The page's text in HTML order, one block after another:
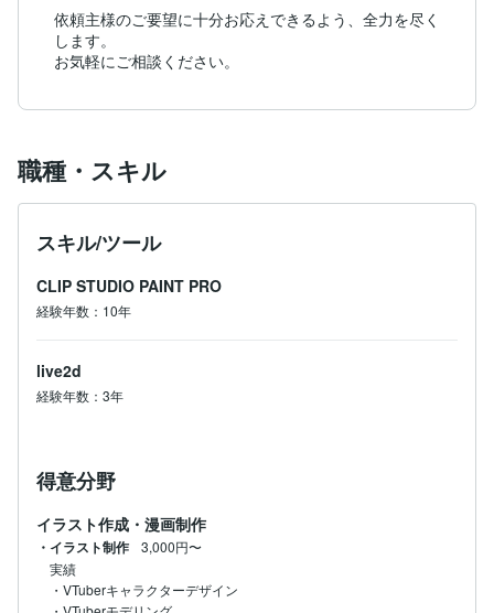
依頼主様のご要望に十分お応えできるよう、全力を尽く
します。
お気軽にご相談ください。
職種・スキル
スキル/ツール
CLIP STUDIO PAINT PRO
経験年数：10年
live2d
経験年数：3年
得意分野
イラスト作成・漫画制作
・イラスト制作
3,000円〜
実績
・VTuberキャラクターデザイン